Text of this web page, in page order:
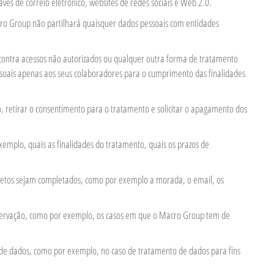
Group não partilhará quaisquer dados pessoais com entidades
acessos não autorizados ou qualquer outra forma de tratamento
apenas aos seus colaboradores para o cumprimento das finalidades
o consentimento para o tratamento e solicitar o apagamento dos
quais as finalidades do tratamento, quais os prazos de
sejam completados, como por exemplo a morada, o email, os
como por exemplo, os casos em que o Macro Group tem de
como por exemplo, no caso de tratamento de dados para fins